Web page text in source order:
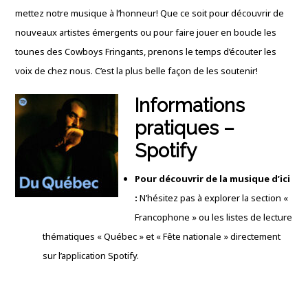
mettez notre musique à l’honneur! Que ce soit pour découvrir de
nouveaux artistes émergents ou pour faire jouer en boucle les
tounes des Cowboys Fringants, prenons le temps d’écouter les
voix de chez nous. C’est la plus belle façon de les soutenir!
Informations
pratiques –
Spotify
Pour découvrir de la musique d’ici
: N’hésitez pas à explorer la section «
Francophone » ou les listes de lecture
thématiques « Québec » et « Fête nationale » directement
sur l’application Spotify.